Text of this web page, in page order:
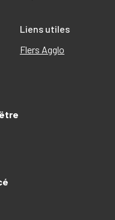
Liens utiles
Flers Agglo